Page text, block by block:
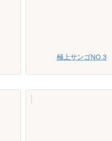
極上サンゴNO.3